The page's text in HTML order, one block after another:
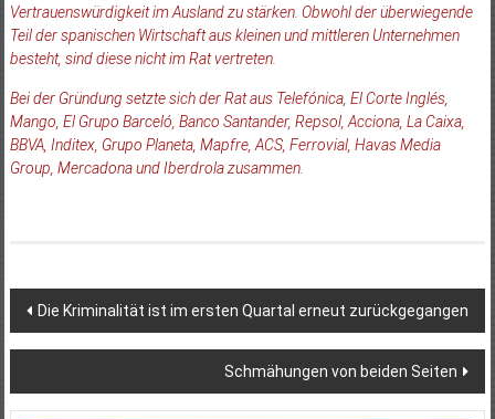
Vertrauenswürdigkeit im Ausland zu stärken. Obwohl der überwiegende
Teil der spanischen Wirtschaft aus kleinen und mittleren Unternehmen
besteht, sind diese nicht im Rat vertreten.
Bei der Gründung setzte sich der Rat aus Telefónica, El Corte Inglés,
Mango, El Grupo Barceló, Banco Santander, Repsol, Acciona, La Caixa,
BBVA, Inditex, Grupo Planeta, Mapfre, ACS, Ferrovial, Havas Media
Group, Mercadona und Iberdrola zusammen.
Beitragsnavigation
Die Kriminalität ist im ersten Quartal erneut zurückgegangen
Schmähungen von beiden Seiten